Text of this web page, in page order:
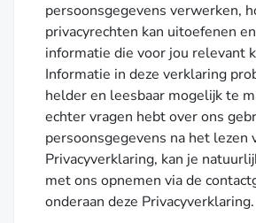
persoonsgegevens verwerken,
privacyrechten kan uitoefenen
informatie die voor jou relevant
Informatie in deze verklaring
helder en leesbaar mogelijk te
echter vragen hebt over ons
persoonsgegevens na het lezen
Privacyverklaring, kan je
met ons opnemen via de
onderaan deze Privacyverklaring.